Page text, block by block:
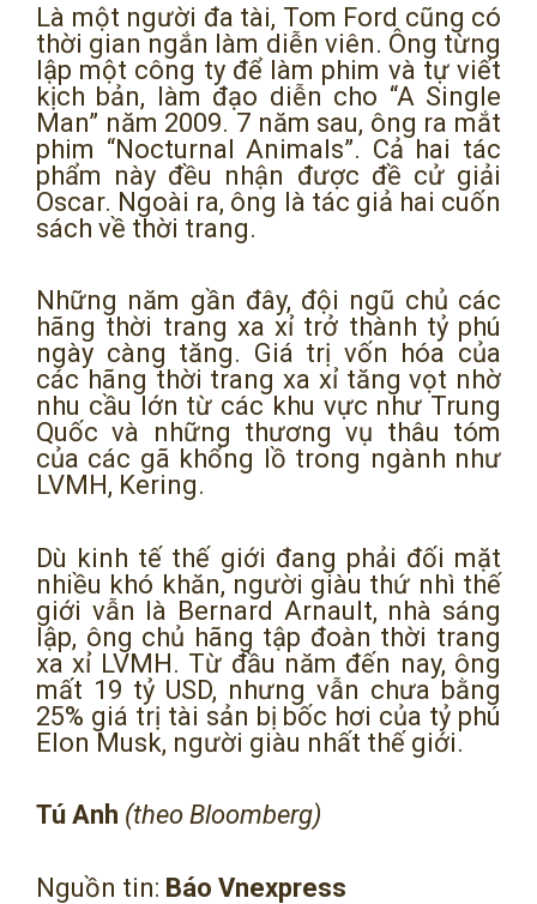
Là một người đa tài, Tom Ford cũng có
thời gian ngắn làm diễn viên. Ông từng
lập một công ty để làm phim và tự viết
kịch bản, làm đạo diễn cho “A Single
Man” năm 2009. 7 năm sau, ông ra mắt
phim “Nocturnal Animals”. Cả hai tác
phẩm này đều nhận được đề cử giải
Oscar. Ngoài ra, ông là tác giả hai cuốn
sách về thời trang.
Những năm gần đây, đội ngũ chủ các
hãng thời trang xa xỉ trở thành tỷ phú
ngày càng tăng. Giá trị vốn hóa của
các hãng thời trang xa xỉ tăng vọt nhờ
nhu cầu lớn từ các khu vực như Trung
Quốc và những thương vụ thâu tóm
của các gã khổng lồ trong ngành như
LVMH, Kering.
Dù kinh tế thế giới đang phải đối mặt
nhiều khó khăn, người giàu thứ nhì thế
giới vẫn là Bernard Arnault, nhà sáng
lập, ông chủ hãng tập đoàn thời trang
xa xỉ LVMH. Từ đầu năm đến nay, ông
mất 19 tỷ USD, nhưng vẫn chưa bằng
25% giá trị tài sản bị bốc hơi của tỷ phú
Elon Musk, người giàu nhất thế giới.
Tú Anh (theo Bloomberg)
Nguồn tin: Báo Vnexpress